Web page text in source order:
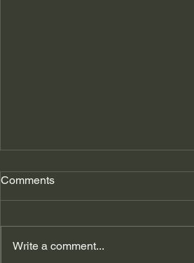
Comments
Write a comment...